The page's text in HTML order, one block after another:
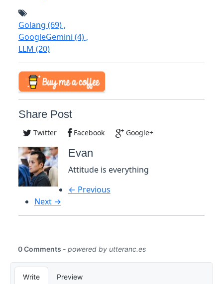
Golang (69),
GoogleGemini (4),
LLM (20)
Share Post
Twitter Facebook Google+
Evan
Attitude is everything
← Previous
Next →